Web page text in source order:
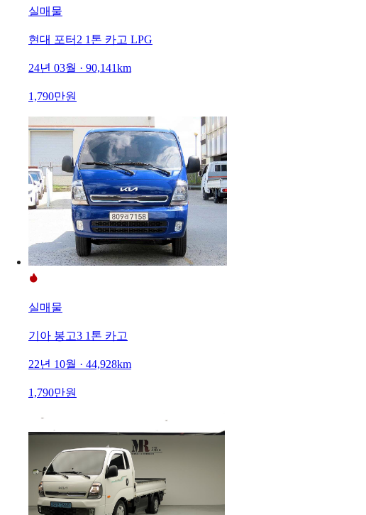
실매물
현대 포터2 1톤 카고 LPG
24년 03월 · 90,141km
1,790만원
실매물
기아 봉고3 1톤 카고
22년 10월 · 44,928km
1,790만원